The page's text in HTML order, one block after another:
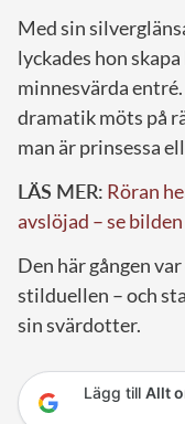
Med sin
lyckades hon
minnesvärda
dramatik möts på
man är prinsessa
LÄS MER: Röran
avslöjad – se
Den här gången
stilduellen – och
sin svärdotter.
Lägg till Allt